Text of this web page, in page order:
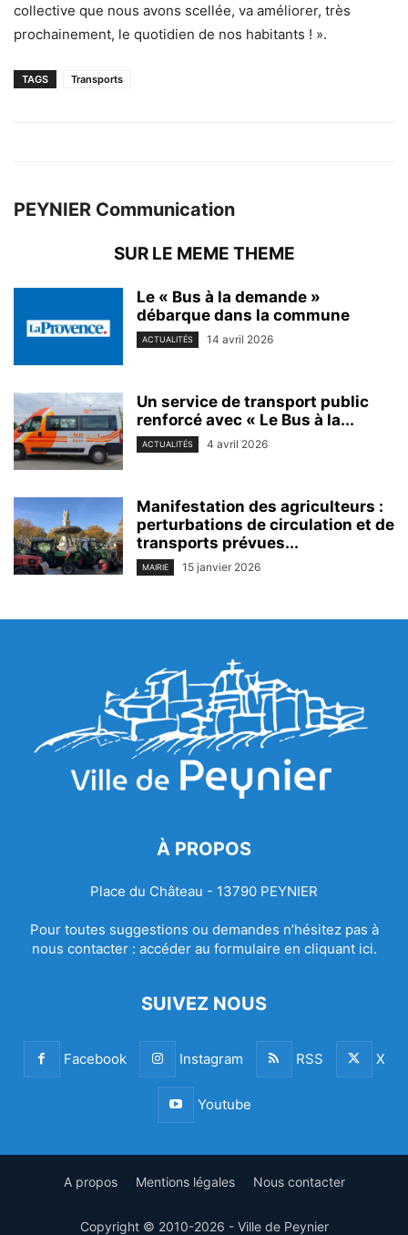
collective que nous avons scellée, va améliorer, très
prochainement, le quotidien de nos habitants ! ».
TAGS Transports
PEYNIER Communication
SUR LE MEME THEME
Le « Bus à la demande »
débarque dans la commune
ACTUALITÉS 14 avril 2026
Un service de transport public
renforcé avec « Le Bus à la...
ACTUALITÉS 4 avril 2026
Manifestation des agriculteurs :
perturbations de circulation et de
transports prévues...
MAIRIE 15 janvier 2026
À PROPOS
Place du Château - 13790 PEYNIER
Pour toutes suggestions ou demandes n’hésitez pas à
nous contacter : accéder au formulaire en cliquant ici.
SUIVEZ NOUS
Facebook Instagram RSS X
Youtube
A propos Mentions légales Nous contacter
Copyright © 2010-2026 - Ville de Peynier